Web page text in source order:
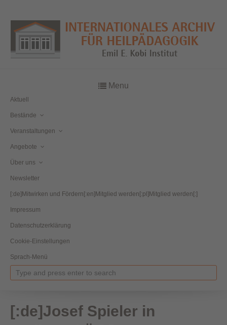
Menu
Aktuell
Bestände
Veranstaltungen
Angebote
Über uns
Newsletter
[:de]Mitwirken und Fördern[:en]Mitglied werden[:pl]Mitglied werden[:]
Impressum
Datenschutzerklärung
Cookie-Einstellungen
Sprach-Menü
[:de]Josef Spieler in